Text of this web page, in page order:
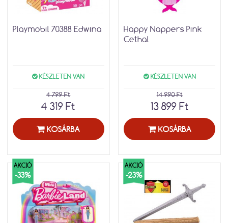
Playmobil 70388 Edwina
KÉSZLETEN VAN
4 799 Ft
4 319 Ft
KOSÁRBA
Happy Nappers Pink
Cethal
KÉSZLETEN VAN
14 990 Ft
13 899 Ft
KOSÁRBA
AKCIÓ
-33%
AKCIÓ
-23%